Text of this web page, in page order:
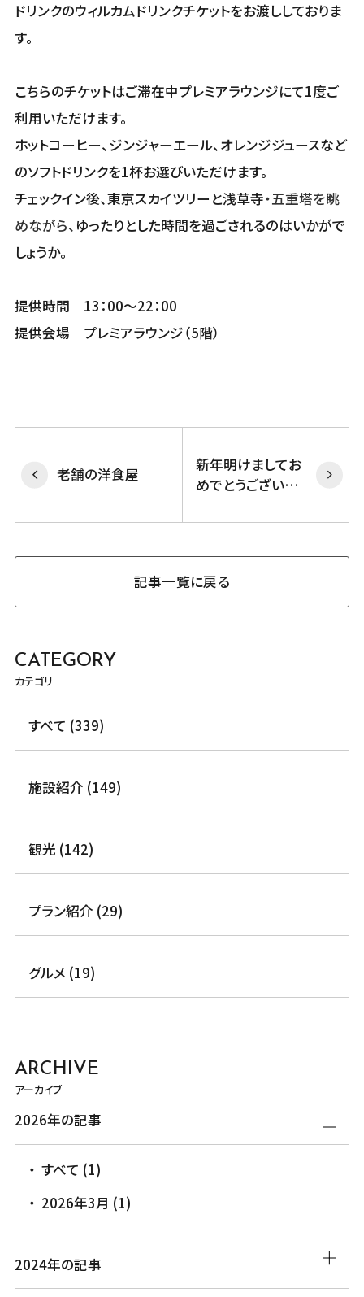
ドリンクのウィルカムドリンクチケットをお渡ししておりま
す。
こちらのチケットはご滞在中プレミアラウンジにて1度ご
利用いただけます。
ホットコーヒー、ジンジャーエール、オレンジジュースなど
のソフトドリンクを1杯お選びいただけます。
チェックイン後、東京スカイツリーと浅草寺・五重塔を眺
めながら、 ゆったりとした時間を過ごされるのはいかがで
しょうか。
提供時間 13：00～22：00
提供会場 プレミアラウンジ（5階）
老舗の洋食屋
新年明けましてお
めでとうございま
記事一覧に戻る
CATEGORY
カテゴリ
すべて (339)
施設紹介 (149)
観光 (142)
プラン紹介 (29)
グルメ (19)
ARCHIVE
アーカイブ
2026年の記事
すべて (1)
2026年3月 (1)
2024年の記事